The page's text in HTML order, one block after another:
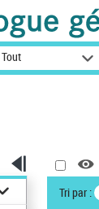
Tout
Tri par :